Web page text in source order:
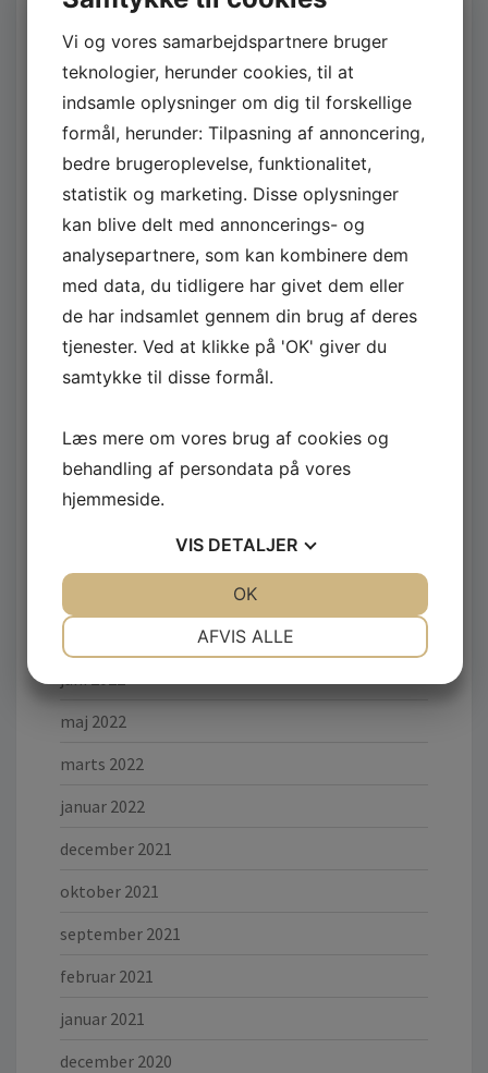
august 2024
maj 2024
januar 2024
december 2023
november 2023
september 2023
april 2023
marts 2023
februar 2023
december 2022
november 2022
maj 2022
marts 2022
januar 2022
december 2021
oktober 2021
september 2021
februar 2021
januar 2021
december 2020
Vi og vores samarbejdspartnere bruger
teknologier, herunder cookies, til at
indsamle oplysninger om dig til forskellige
formål, herunder: Tilpasning af annoncering,
bedre brugeroplevelse, funktionalitet,
statistik og marketing. Disse oplysninger
kan blive delt med annoncerings- og
analysepartnere, som kan kombinere dem
med data, du tidligere har givet dem eller
de har indsamlet gennem din brug af deres
tjenester. Ved at klikke på 'OK' giver du
samtykke til disse formål.
Læs mere om vores brug af cookies og
behandling af persondata på vores
hjemmeside.
VIS DETALJER
MARKETING STATISTIK
AFVIS ALLE
OK